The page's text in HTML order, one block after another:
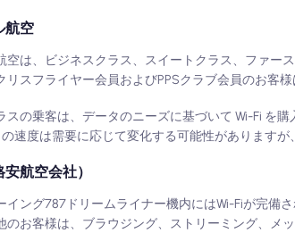
航空
空は、ビジネスクラス、スイートクラス、ファー
リスフライヤー会員およびPPSクラブ会員のお客
スの乗客は、データのニーズに基づいて Wi-Fi を
の速度は需要に応じて変化する可能性があります
航空会社）
イング787ドリームライナー機内にはWi-Fiが完備
のお客様は、ブラウジング、ストリーミング、メ